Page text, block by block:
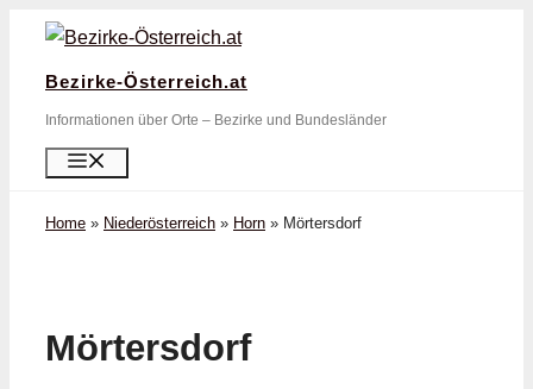
Zum
springen
Bezirke-Österreich.at
Informationen über Orte – Bezirke und Bundesländer
Home » Niederösterreich » Horn » Mörtersdorf
Mörtersdorf